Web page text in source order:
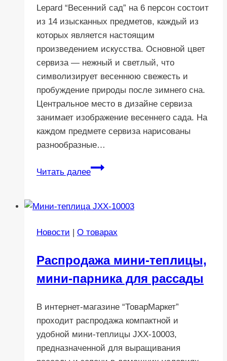
Lepard “Весенний сад” на 6 персон состоит
из 14 изысканных предметов, каждый из
которых является настоящим
произведением искусства. Основной цвет
сервиза — нежный и светлый, что
символизирует весеннюю свежесть и
пробуждение природы после зимнего сна.
Центральное место в дизайне сервиза
занимает изображение весеннего сада. На
каждом предмете сервиза нарисованы
разнообразные…
Читать далее
Фотогалерея
Lepard
сад
персон
14
Новости О товарах
Распродажа мини-теплицы,
мини-парника для рассады
В интернет-магазине “ТоварМаркет”
проходит распродажа компактной и
удобной мини-теплицы JXX-10003,
предназначенной для выращивания